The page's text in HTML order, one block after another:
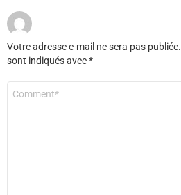
Votre adresse e-mail ne sera pas publiée.
sont indiqués avec*
Commentaire